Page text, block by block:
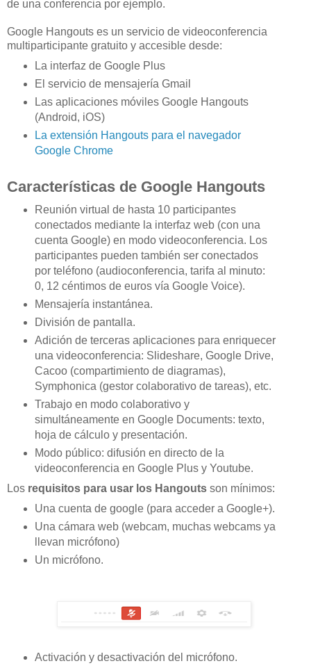
de una conferencia por ejemplo.
Google Hangouts es un servicio de videoconferencia
multiparticipante gratuito y accesible desde:
La interfaz de Google Plus
El servicio de mensajería Gmail
Las aplicaciones móviles Google Hangouts
(Android, iOS)
La extensión Hangouts para el navegador
Google Chrome
Características de Google Hangouts
Reunión virtual de hasta 10 participantes
conectados mediante la interfaz web (con una
cuenta Google) en modo videoconferencia. Los
participantes pueden también ser conectados
por teléfono (audioconferencia, tarifa al minuto:
0, 12 céntimos de euros vía Google Voice).
Mensajería instantánea.
División de pantalla.
Adición de terceras aplicaciones para enriquecer
una videoconferencia: Slideshare, Google Drive,
Cacoo (compartimiento de diagramas),
Symphonica (gestor colaborativo de tareas), etc.
Trabajo en modo colaborativo y
simultáneamente en Google Documents: texto,
hoja de cálculo y presentación.
Modo público: difusión en directo de la
videoconferencia en Google Plus y Youtube.
Los requisitos para usar los Hangouts son mínimos:
Una cuenta de google (para acceder a Google+).
Una cámara web (webcam, muchas webcams ya
llevan micrófono)
Un micrófono.
Activación y desactivación del micrófono.